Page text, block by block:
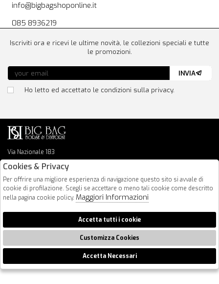
info@bigbagshoponline.it
085 8936219
Via Nazionale 183
64026 Roseto Degli Abruzzi
info@bigbagshoponline.it
follow us
Iscriviti ora e ricevi le ultime novità, le collezioni speciali e tutte
le promozioni.
Ho letto ed accettato le condizioni sulla privacy.
INVIA
2026 BigBag - P.iva : 00916940679 Powered by
🍪
Cookies & Privacy
Per offrire una migliore esperienza di navigazione questo sito si avvale di
cookie di profilazione. Scegli se accettare o meno tali cookie come descritto
nella pagina cookie policy. Maggiori Informazioni
Accetta tutti i cookie
Customizza Cookies
Accetta Necessari